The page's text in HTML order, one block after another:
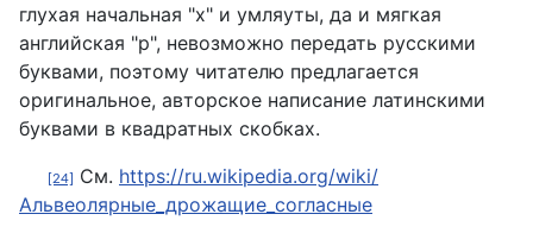
глухая начальная "х" и умляуты, да и мягкая
английская "р", невозможно передать русскими
буквами, поэтому читателю предлагается
оригинальное, авторское написание латинскими
буквами в квадратных скобках.
[24] См. https://ru.wikipedia.org/wiki/
Альвеолярные_дрожащие_согласные